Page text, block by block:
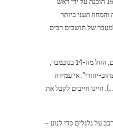
כולל העיר העתיקה והמחוז העני ביותר
של תושבים רבים
הקמת הגטו הייתה מלווה בהחלטות שהתקבלו במחוז לודז' לשעבר תחת הסלוגן "גרמניזציה" של אזור זה. כדי להשפיל יהודים, החל מה-14 בנובמבר,
יהודי". אי עמידה
היינו חייבים לקבל את
על גלגלים כדי לנוע –